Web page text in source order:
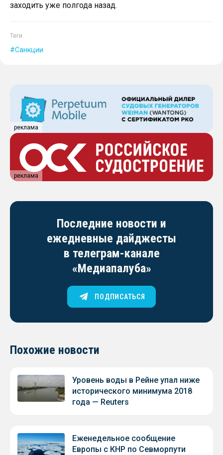
заходить уже полгода назад.
Теги
Санкции
реклама
реклама
Последние новости и
ежедневные дайджесты
в телеграм-канале
«Медиапалуба»
ПОДПИСАТЬСЯ
Похожие новости
Уровень воды в Рейне упал ниже
исторического минимума 2018
года — Reuters
Еженедельное сообщение
Европы с КНР по Севморпути